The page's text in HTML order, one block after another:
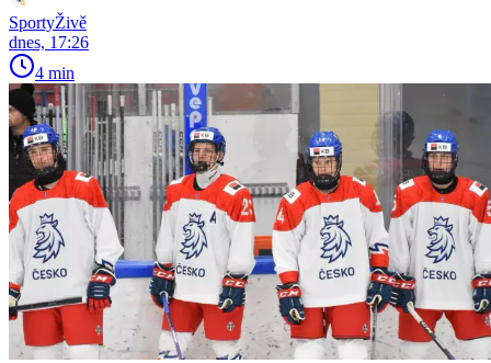
SportyŽivě
dnes, 17:26
4 min